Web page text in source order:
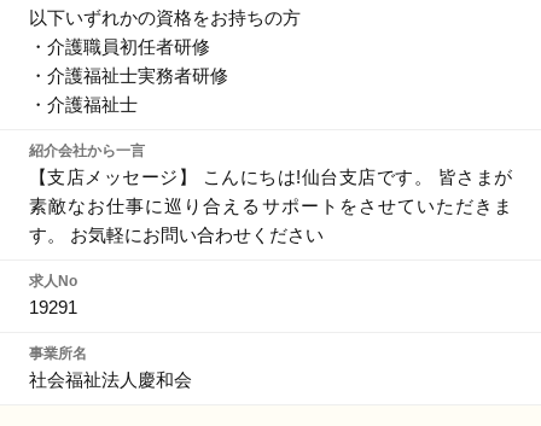
以下いずれかの資格をお持ちの方
・介護職員初任者研修
・介護福祉士実務者研修
・介護福祉士
紹介会社から一言
【支店メッセージ】 こんにちは!仙台支店です。 皆さまが
素敵なお仕事に巡り合えるサポートをさせていただきま
す。 お気軽にお問い合わせください
求人No
19291
事業所名
社会福祉法人慶和会